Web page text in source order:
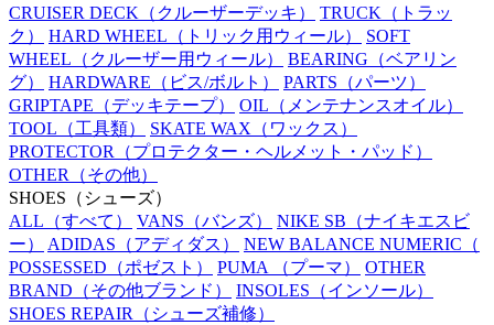
CRUISER DECK （クルーザーデッキ） TRUCK （トラッ
ク）
HARD WHEEL （トリック用ウィール）
SOFT
WHEEL （クルーザー用ウィール） BEARING （ベアリン
グ）
HARDWARE （ビス/ボルト） PARTS （パーツ）
GRIPTAPE （デッキテープ） OIL （メンテナンスオイル）
TOOL （工具類） SKATE WAX （ワックス）
PROTECTOR （プロテクター・ヘルメット・パッド）
OTHER （その他）
SHOES （シューズ）
ALL （すべて） VANS （バンズ） NIKE SB （ナイキエスビ
ー）
ADIDAS （アディダス） NEW BALANCE NUMERIC （
POSSESSED （ポゼスト） PUMA （プーマ）
OTHER
BRAND （その他ブランド） INSOLES （インソール）
SHOES REPAIR （シューズ補修）